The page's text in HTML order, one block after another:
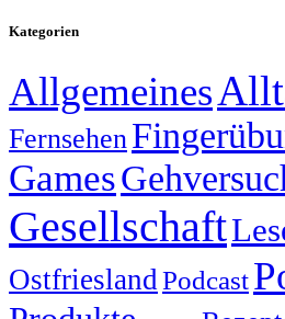
Kategorien
Allgemeines
Fernsehen
Games
Gesellschaft
Ostfriesland Podcast